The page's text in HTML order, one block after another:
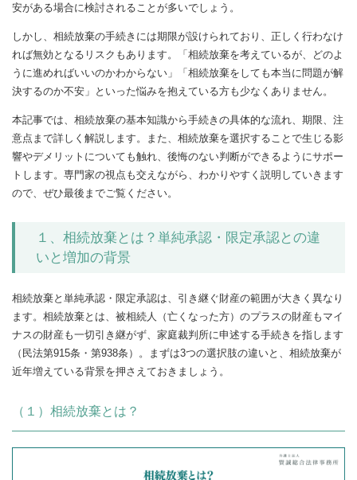
安がある場合に検討されることが多いでしょう。
しかし、相続放棄の手続きには期限が設けられており、正しく行わなけ
れば無効となるリスクもあります。「相続放棄を考えているが、どのよ
うに進めればいいのかわからない」「相続放棄をしても本当に問題が解
決するのか不安」といった悩みを抱えている方も少なくありません。
本記事では、相続放棄の基本知識から手続きの具体的な流れ、期限、注
意点まで詳しく解説します。また、相続放棄を選択することで生じる影
響やデメリットについても触れ、後悔のない判断ができるようにサポー
トします。専門家の視点も交えながら、わかりやすく説明していきます
ので、ぜひ最後までご覧ください。
１、相続放棄とは？単純承認・限定承認との違
いと増加の背景
相続放棄と単純承認・限定承認は、引き継ぐ財産の範囲が大きく異なり
ます。相続放棄とは、被相続人（亡くなった方）のプラスの財産もマイ
ナスの財産も一切引き継がず、家庭裁判所に申述する手続きを指します
（民法第915条・第938条）。まずは3つの選択肢の違いと、相続放棄が
近年増えている背景を押さえておきましょう。
（１）相続放棄とは？